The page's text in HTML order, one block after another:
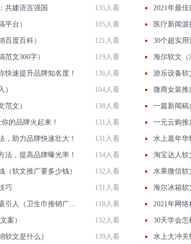
共建语言强国 135人看 2021年最
平台） 105人看 医疗新闻源
百度百科） 121人看 30个超实用
范文300字） 119人看 海尔软文（
快速提升品牌知名度！ 136人看 游乐设备软
） 104人看 微商女装推
范文） 138人看 一篇新闻稿
的品牌火起来！ 131人看
，助力品牌快速壮大！ 131人看 水上嘉年华
法，提高品牌曝光率！ 134人看 淘宝达人软
（软文推广要多少钱） 132人看 水果微信软
巧 131人看 海尔冰箱软
卫生巾推广软文怎么写吸引人（卫生巾推销广告词长篇） 118人看
案） 132人看 30天学会
软文是什么） 139人看 水上大冲关